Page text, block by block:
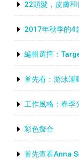
22頭髮，皮膚和
2017年秋季的4
編輯選擇：
首先看：游泳運
工作風格：春季
彩色擬合
首先查看Anna